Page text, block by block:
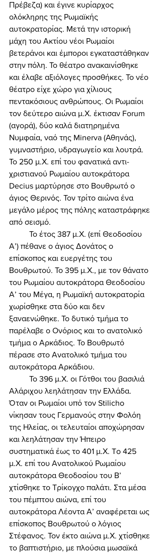
Πρέβεζα) και έγινε κυρίαρχος
ολόκληρης της Ρωμαϊκής
αυτοκρατορίας. Μετά την ιστορική
μάχη του Ακτίου νέοι Ρωμαίοι
βετεράνοι και έμποροι εγκαταστάθηκαν
στην πόλη. Το θέατρο ανακαινίσθηκε
και έλαβε αξιόλογες προσθήκες. Το νέο
θέατρο είχε χώρο για χίλιους
πεντακόσιους ανθρώπους. Οι Ρωμαίοι
τον δεύτερο αιώνα μ.Χ. έκτισαν Forum
(αγορά), δύο καλά διατηρημένα
Νυμφαία, ναό της Minerva (Αθηνάς),
γυμναστήριο, υδραγωγείο και λουτρά.
Το 250 μ.Χ. επί του φανατικά αντι-
χριστιανού Ρωμαίου αυτοκράτορα
Decius μαρτύρησε στο Βουθρωτό ο
άγιος Θερινός. Τον τρίτο αιώνα ένα
μεγάλο μέρος της πόλης καταστράφηκε
από σεισμό.
Α’) πέθανε ο άγιος Δονάτος ο
επίσκοπος και ευεργέτης του
Βουθρωτού. Το 395 μ.Χ., με τον θάνατο
του Ρωμαίου αυτοκράτορα Θεοδοσίου
Α’ του Μέγα, η Ρωμαϊκή αυτοκρατορία
χωρίσθηκε στα δύο και δεν
ξαναενώθηκε. Το δυτικό τμήμα το
παρέλαβε ο Ονόριος και το ανατολικό
τμήμα ο Αρκάδιος. Το Βουθρωτό
πέρασε στο Ανατολικό τμήμα του
αυτοκράτορα Αρκάδιου.
Αλάριχου λεηλάτησαν την Ελλάδα.
Όταν οι Ρωμαίοι υπό τον Stilicho
νίκησαν τους Γερμανούς στην Φολόη
της Ηλείας, οι τελευταίοι αποχώρησαν
και λεηλάτησαν την Ήπειρο
συστηματικά έως το 401 μ.Χ. To 425
μ.Χ. επί του Ανατολικού Ρωμαίου
αυτοκράτορα Θεοδοσίου του Β’
χτίσθηκε το Τρίκογχο παλάτι. Στα μέσα
του πέμπτου αιώνα, επί του
αυτοκράτορα Λέοντα Α’ αναφέρεται ως
επίσκοπος Βουθρωτού ο λόγιος
Στέφανος. Τον έκτο αιώνα μ.Χ. χτίσθηκε
το βαπτιστήριο, με πλούσια μωσαϊκά